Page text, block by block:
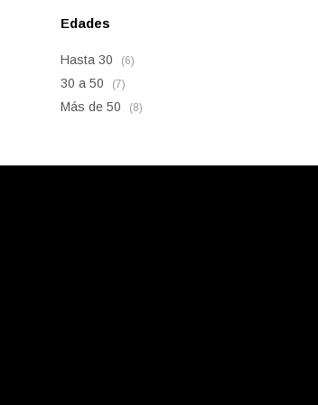
Edades
Hasta 30 (6)
30 a 50 (7)
Más de 50 (8)